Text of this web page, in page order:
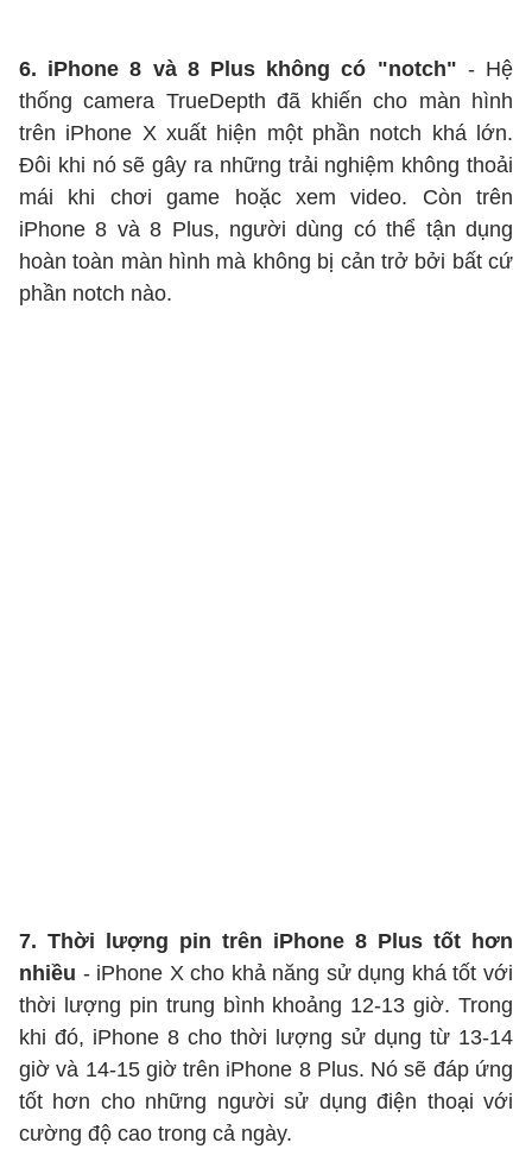
6. iPhone 8 và 8 Plus không có "notch" - Hệ
thống camera TrueDepth đã khiến cho màn hình
trên iPhone X xuất hiện một phần notch khá lớn.
Đôi khi nó sẽ gây ra những trải nghiệm không thoải
mái khi chơi game hoặc xem video. Còn trên
iPhone 8 và 8 Plus, người dùng có thể tận dụng
hoàn toàn màn hình mà không bị cản trở bởi bất cứ
phần notch nào.
7. Thời lượng pin trên iPhone 8 Plus tốt hơn
nhiều - iPhone X cho khả năng sử dụng khá tốt với
thời lượng pin trung bình khoảng 12-13 giờ. Trong
khi đó, iPhone 8 cho thời lượng sử dụng từ 13-14
giờ và 14-15 giờ trên iPhone 8 Plus. Nó sẽ đáp ứng
tốt hơn cho những người sử dụng điện thoại với
cường độ cao trong cả ngày.